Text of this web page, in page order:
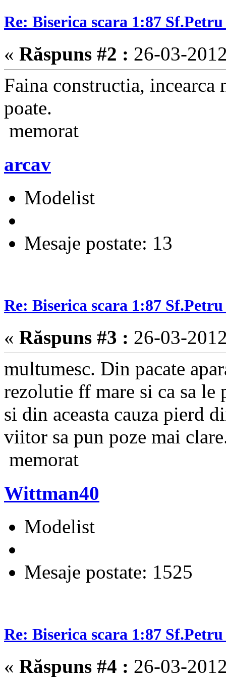
Re: Biserica scara 1:87
« Răspuns #2 : 26-03-
Faina constructia, incearca
poate.
memorat
arcav
Modelist
Mesaje postate: 13
Re: Biserica scara 1:87
« Răspuns #3 : 26-03-
multumesc. Din pacate
rezolutie ff mare si ca sa le
si din aceasta cauza pierd
viitor sa pun poze mai
memorat
Wittman40
Modelist
Mesaje postate: 1525
Re: Biserica scara 1:87
« Răspuns #4 : 26-03-